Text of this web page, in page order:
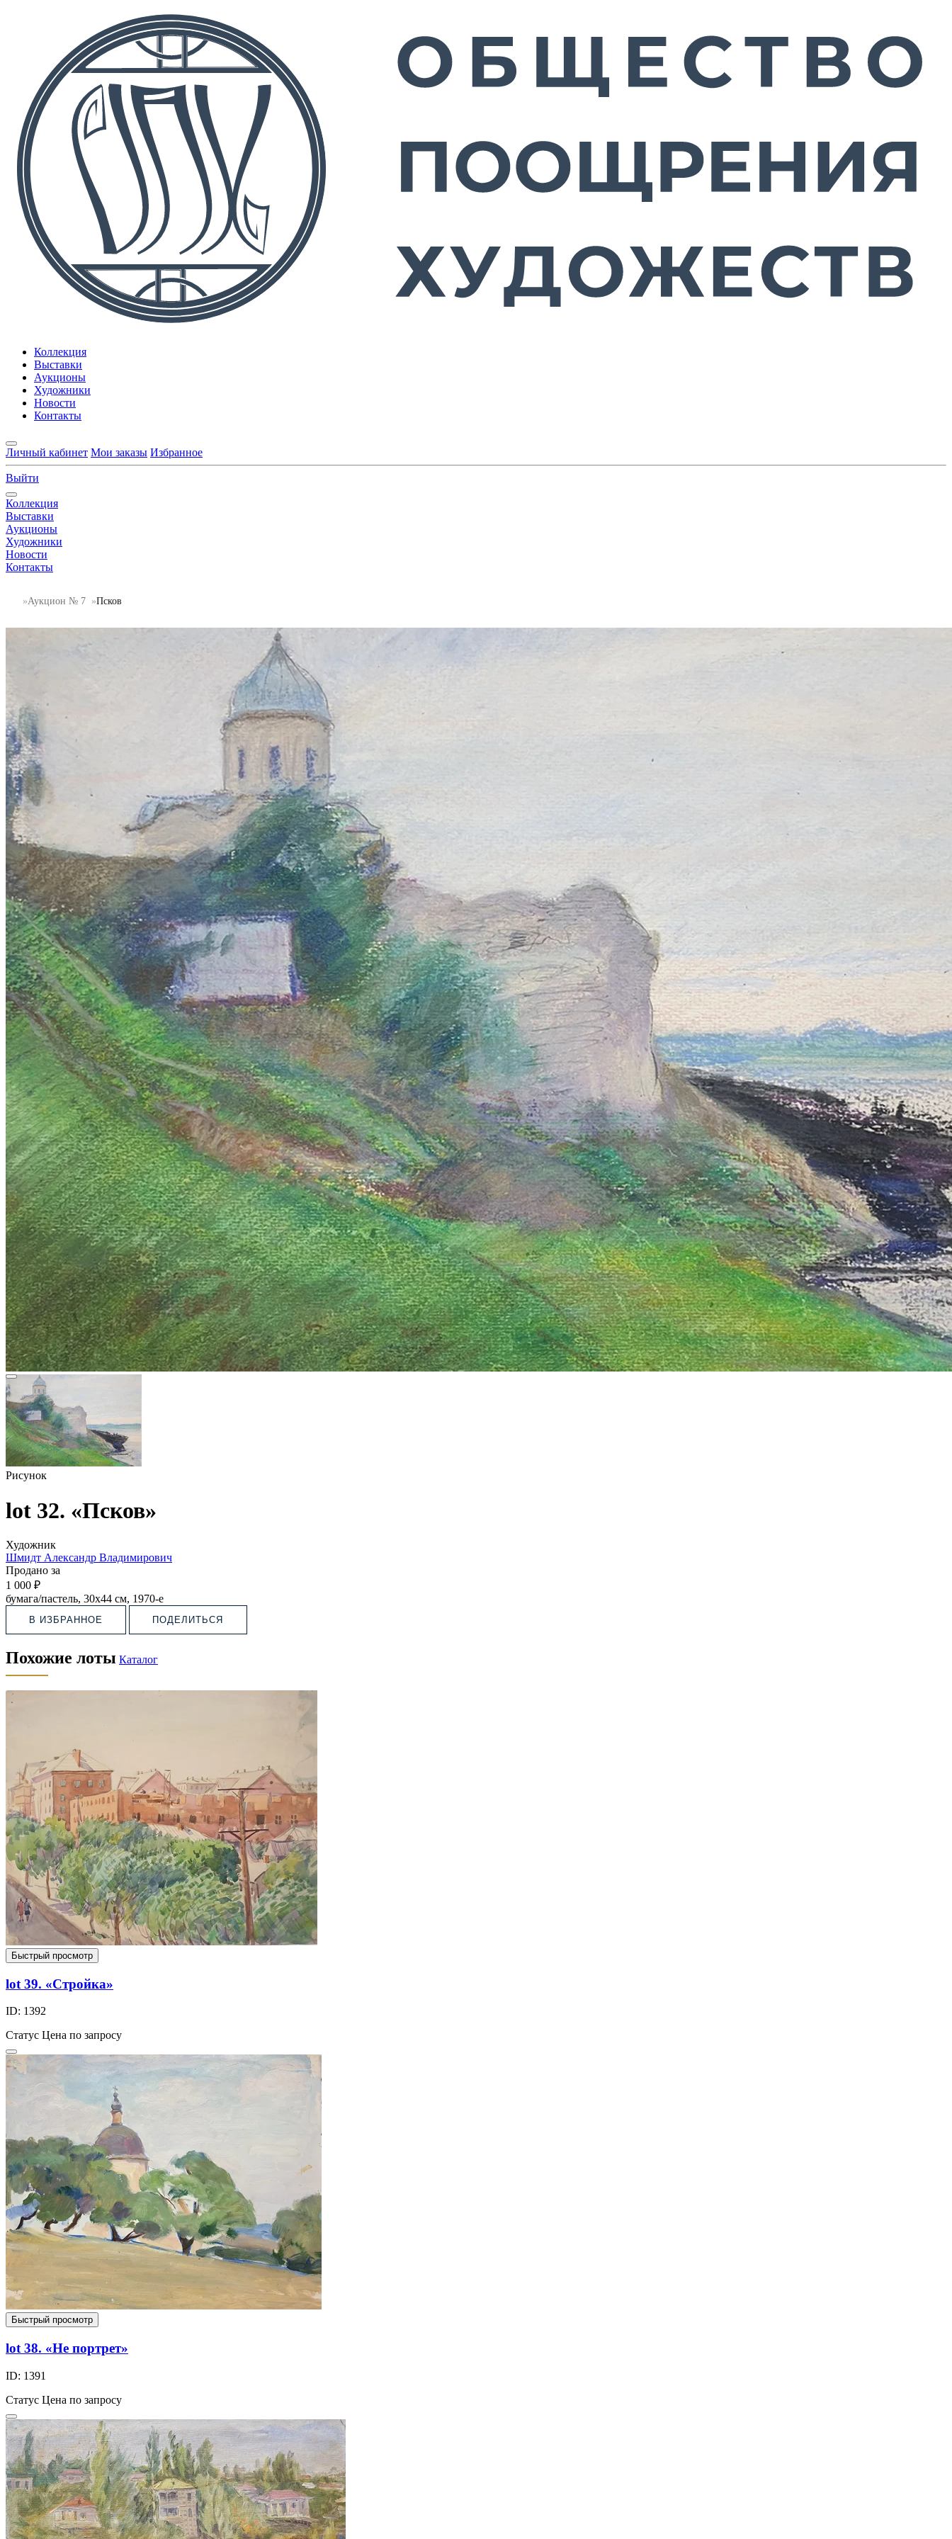
Коллекция
Выставки
Аукционы
Художники
Новости
Контакты
Личный кабинет Мои заказы Избранное
Выйти
Коллекция
Выставки
Аукционы
Художники
Новости
Контакты
Аукцион № 7 Псков
Рисунок
lot 32. «Псков»
Художник
Шмидт Александр Владимирович
Продано за
1 000 ₽
бумага/пастель, 30х44 см, 1970-е
В ИЗБРАННОЕ ПОДЕЛИТЬСЯ
Похожие лоты Каталог
Быстрый просмотр
lot 39. «Стройка»
ID: 1392
Статус Цена по запросу
Быстрый просмотр
lot 38. «Не портрет»
ID: 1391
Статус Цена по запросу